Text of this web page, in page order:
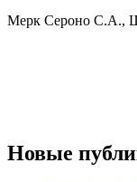
Мерк Сероно С.А.,
Новые